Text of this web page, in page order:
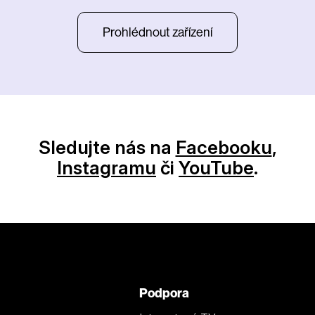
Prohlédnout zařízení
Sledujte nás na Facebooku,
Instagramu či YouTube.
Podpora